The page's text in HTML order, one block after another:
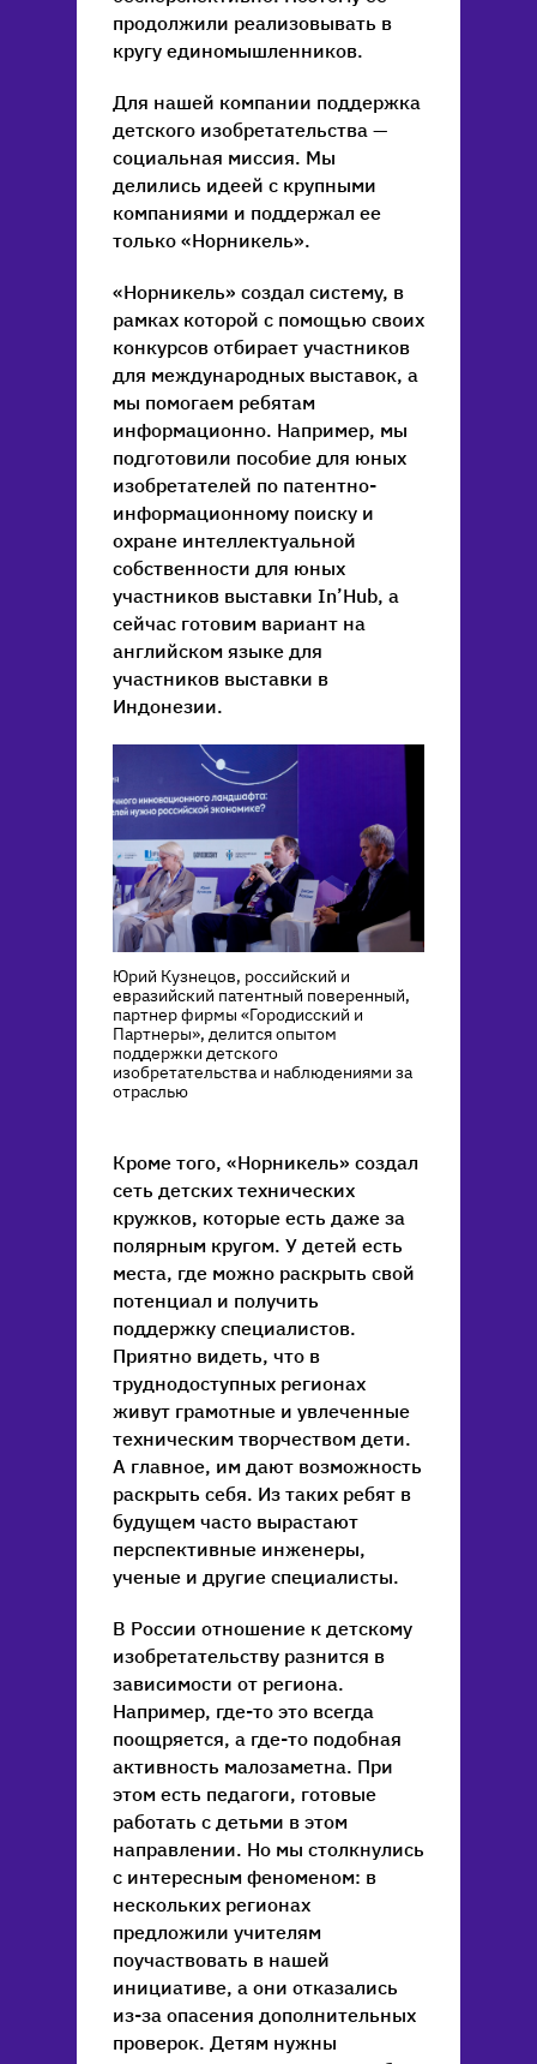
продолжили реализовывать в
кругу единомышленников.
Для нашей компании поддержка
детского изобретательства —
социальная миссия. Мы
делились идеей с крупными
компаниями и поддержал ее
только «Норникель».
«Норникель» создал систему, в
рамках которой с помощью своих
конкурсов отбирает участников
для международных выставок, а
мы помогаем ребятам
информационно. Например, мы
подготовили пособие для юных
изобретателей по патентно-
информационному поиску и
охране интеллектуальной
собственности для юных
участников выставки In’Hub, а
сейчас готовим вариант на
английском языке для
участников выставки в
Индонезии.
Юрий Кузнецов, российский и
евразийский патентный поверенный,
партнер фирмы «Городисский и
Партнеры», делится опытом
поддержки детского
изобретательства и наблюдениями за
отраслью
Кроме того, «Норникель» создал
сеть детских технических
кружков, которые есть даже за
полярным кругом. У детей есть
места, где можно раскрыть свой
потенциал и получить
поддержку специалистов.
Приятно видеть, что в
труднодоступных регионах
живут грамотные и увлеченные
техническим творчеством дети.
А главное, им дают возможность
раскрыть себя. Из таких ребят в
будущем часто вырастают
перспективные инженеры,
ученые и другие специалисты.
В России отношение к детскому
изобретательству разнится в
зависимости от региона.
Например, где-то это всегда
поощряется, а где-то подобная
активность малозаметна. При
этом есть педагоги, готовые
работать с детьми в этом
направлении. Но мы столкнулись
с интересным феноменом: в
нескольких регионах
предложили учителям
поучаствовать в нашей
инициативе, а они отказались
из-за опасения дополнительных
проверок. Детям нужны